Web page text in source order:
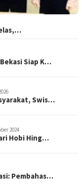
Siap K…
Swis…
2024
Hobi Hing…
Pembahas…